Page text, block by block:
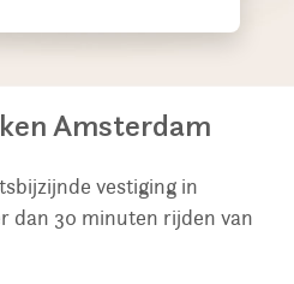
Amsterdam
vestiging in
dan 30 minuten rijden van